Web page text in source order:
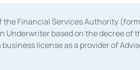
Financial Services Authority
Underwriter based on the decree
license as a provider of
S-67/PM.21/2014 dated February